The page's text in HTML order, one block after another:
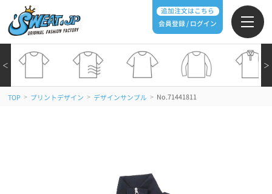
追加注文はこちら
会員登録 / ログイン
＞
＜
TOP > プリントデザイン > デザインサンプル > No.71441811